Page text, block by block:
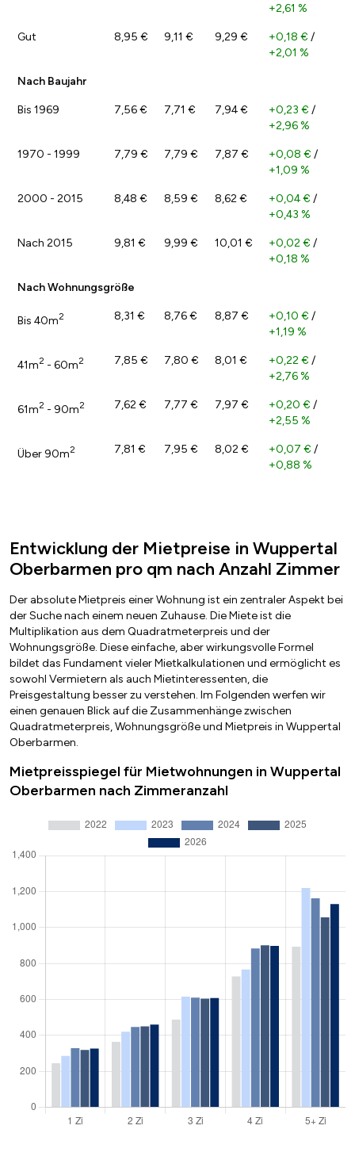
+2,61 %
Gut 8,95 € 9,11 € 9,29 € +0,18 € /
+2,01 %
Nach Baujahr
Bis 1969 7,56 € 7,71 € 7,94 € +0,23 € /
+2,96 %
1970 - 1999 7,79 € 7,79 € 7,87 € +0,08 € /
+1,09 %
2000 - 2015 8,48 € 8,59 € 8,62 € +0,04 € /
+0,43 %
Nach 2015 9,81 € 9,99 € 10,01 € +0,02 € /
+0,18 %
Nach Wohnungsgröße
Bis 40m2 8,31 € 8,76 € 8,87 € +0,10 € /
+1,19 %
41m2 - 60m2 7,85 € 7,80 € 8,01 € +0,22 € /
+2,76 %
61m2 - 90m2 7,62 € 7,77 € 7,97 € +0,20 € /
+2,55 %
Über 90m2 7,81 € 7,95 € 8,02 € +0,07 € /
+0,88 %
Entwicklung der Mietpreise in Wuppertal
Oberbarmen pro qm nach Anzahl Zimmer
Der absolute Mietpreis einer Wohnung ist ein zentraler Aspekt bei
der Suche nach einem neuen Zuhause. Die Miete ist die
Multiplikation aus dem Quadratmeterpreis und der
Wohnungsgröße. Diese einfache, aber wirkungsvolle Formel
bildet das Fundament vieler Mietkalkulationen und ermöglicht es
sowohl Vermietern als auch Mietinteressenten, die
Preisgestaltung besser zu verstehen. Im Folgenden werfen wir
einen genauen Blick auf die Zusammenhänge zwischen
Quadratmeterpreis, Wohnungsgröße und Mietpreis in Wuppertal
Oberbarmen.
Mietpreisspiegel für Mietwohnungen in Wuppertal
Oberbarmen nach Zimmeranzahl